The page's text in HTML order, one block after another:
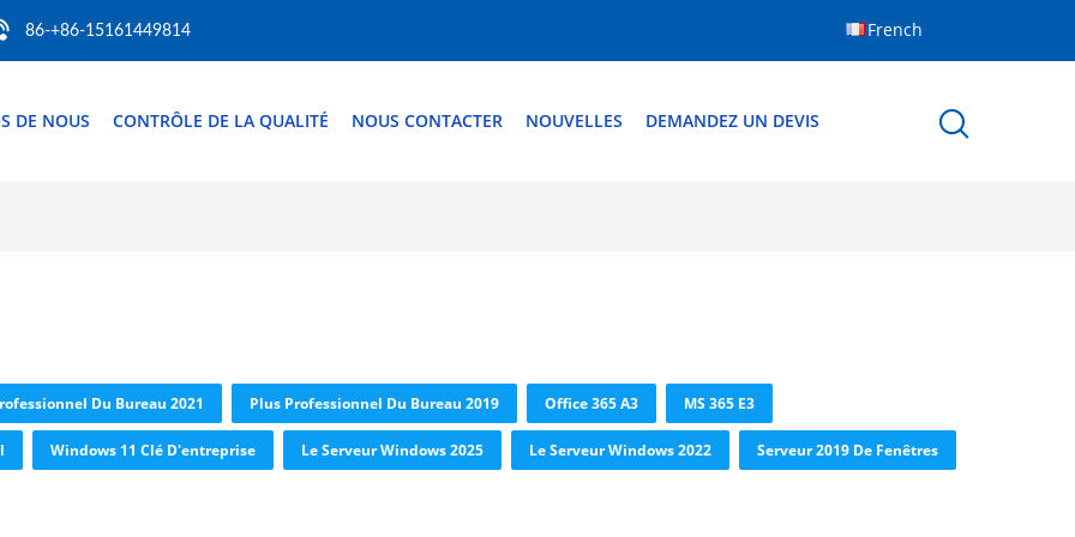
86-+86-15161449814 French
DE NOUS CONTRÔLE DE LA QUALITÉ NOUS CONTACTER NOUVELLES DEMANDEZ UN DEVIS
Du Bureau 2021 Plus Professionnel Du Bureau 2019 Office 365 A3 MS 365 E3
Windows 11 Clé D'entreprise Le Serveur Windows 2025 Le Serveur Windows 2022 Serveur 2019 De Fenêtres